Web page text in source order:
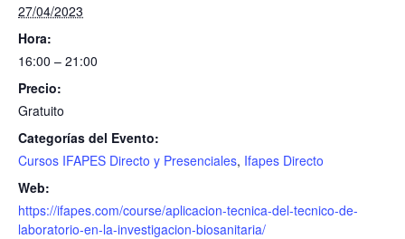
27/04/2023
Hora:
16:00 – 21:00
Precio:
Gratuito
Categorías del Evento:
Cursos IFAPES Directo y Presenciales, Ifapes Directo
Web:
https://ifapes.com/course/aplicacion-tecnica-del-tecnico-de-
laboratorio-en-la-investigacion-biosanitaria/